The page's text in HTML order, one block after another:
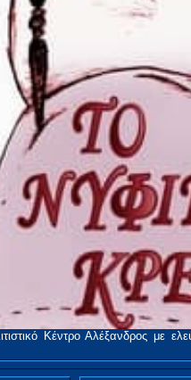
Κέντρο Αλέξανδρος με